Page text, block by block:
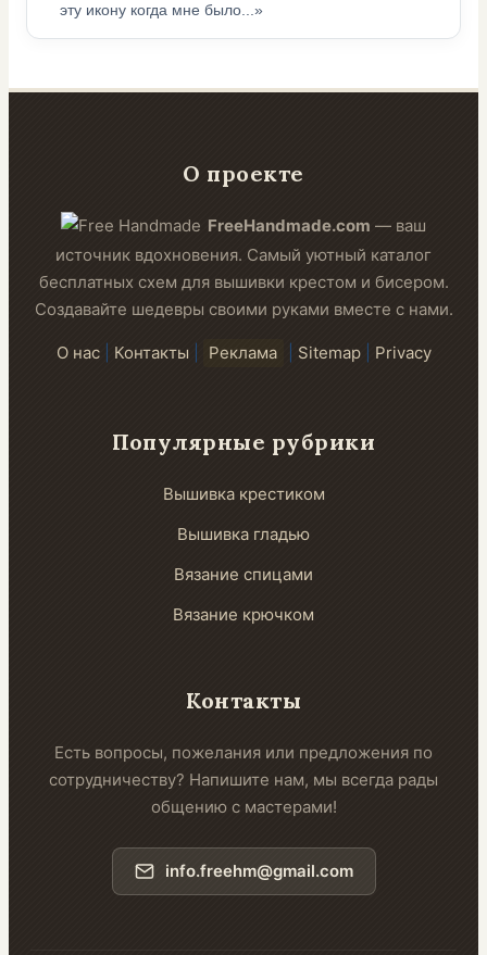
эту икону когда мне было...»
О проекте
FreeHandmade.com — ваш
источник вдохновения. Самый уютный каталог
бесплатных схем для вышивки крестом и бисером.
Создавайте шедевры своими руками вместе с нами.
О нас Контакты Реклама Sitemap Privacy
Популярные рубрики
Вышивка крестиком
Вышивка гладью
Вязание спицами
Вязание крючком
Контакты
Есть вопросы, пожелания или предложения по
сотрудничеству? Напишите нам, мы всегда рады
общению с мастерами!
info.freehm@gmail.com